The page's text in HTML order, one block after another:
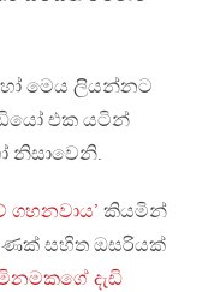
මෙය ලියන්නට
එක යටින්
නිසාවෙනි.
කියමින්
සහිත ඔසරියක්
දැඩි